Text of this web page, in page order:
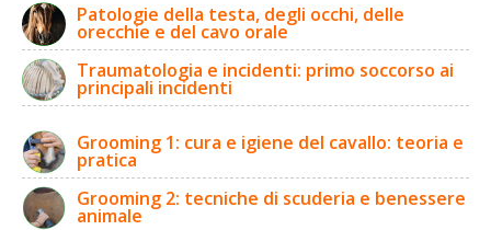
Patologie della testa, degli occhi, delle
orecchie e del cavo orale
Traumatologia e incidenti: primo soccorso ai
principali incidenti
Grooming 1: cura e igiene del cavallo: teoria e
pratica
Grooming 2: tecniche di scuderia e benessere
animale